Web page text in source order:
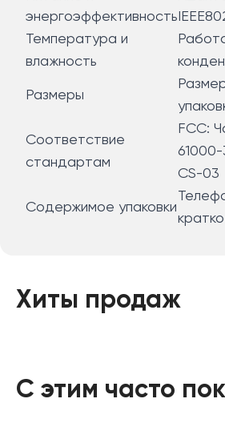
энергоэффективность
Температура и
влажность
Размеры
Соответствие
стандартам
FCC:
61000-
CS-03
Содержимое упаковки
Хиты продаж
С этим часто